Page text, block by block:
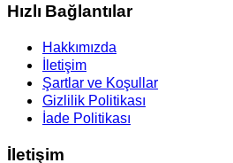
Hızlı Bağlantılar
Hakkımızda
İletişim
Şartlar ve Koşullar
Gizlilik Politikası
İade Politikası
İletişim